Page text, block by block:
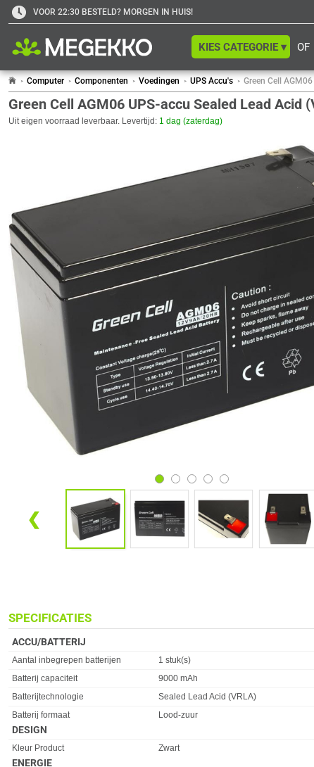
VOOR 22:30 BESTELD? MORGEN IN HUIS!
OF
KIES CATEGORIE ▾
Computer Componenten Voedingen UPS Accu's Green Cell
Green Cell AGM06 UPS-accu Sealed Lead Acid
Uit eigen voorraad leverbaar. Levertijd: 1 dag (zaterdag)
❮
SPECIFICATIES
ACCU/BATTERIJ
Eigenschap Waarde
Aantal inbegrepen batterijen
1 stuk(s)
Batterij capaciteit
9000 mAh
Batterijtechnologie
Sealed Lead Acid (VRLA)
Batterij formaat
Lood-zuur
DESIGN
Eigenschap Waarde
Kleur Product Zwart
ENERGIE